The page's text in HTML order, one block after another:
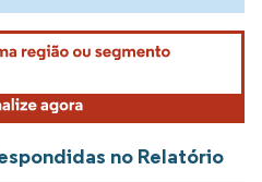
no Relatório